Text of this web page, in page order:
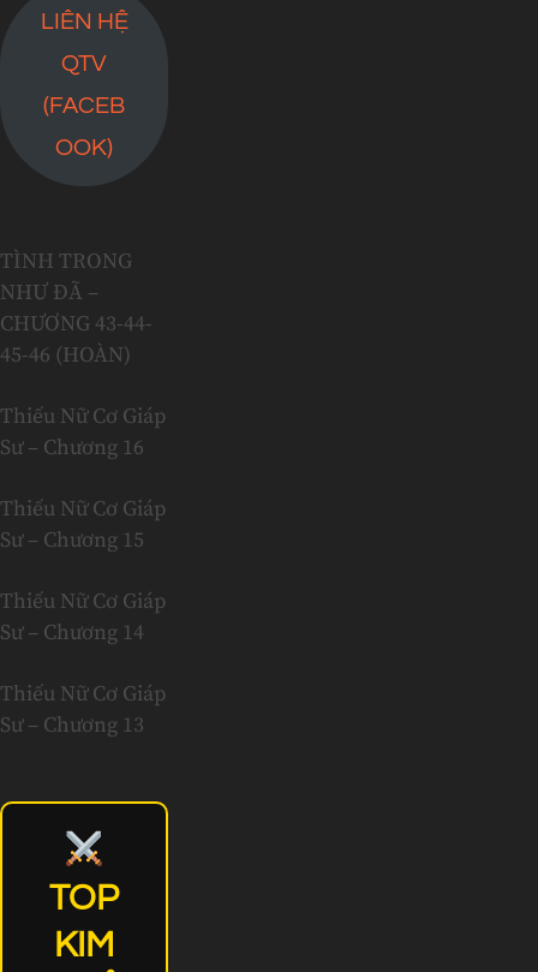
LIÊN HỆ
QTV
(FACEB
OOK)
TÌNH TRONG
NHƯ ĐÃ –
CHƯƠNG 43-44-
45-46 (HOÀN)
Thiếu Nữ Cơ Giáp
Sư – Chương 16
Thiếu Nữ Cơ Giáp
Sư – Chương 15
Thiếu Nữ Cơ Giáp
Sư – Chương 14
Thiếu Nữ Cơ Giáp
Sư – Chương 13
TOP
KIM